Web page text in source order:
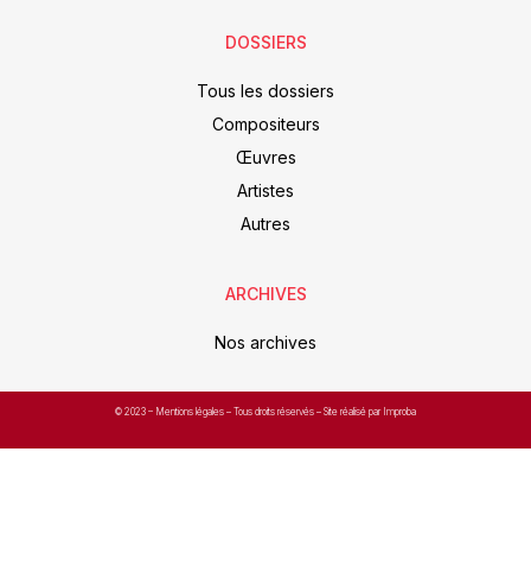
DOSSIERS
Tous les dossiers
Compositeurs
Œuvres
Artistes
Autres
ARCHIVES
Nos archives
© 2023 – Mentions légales – Tous droits réservés – Site réalisé par Improba